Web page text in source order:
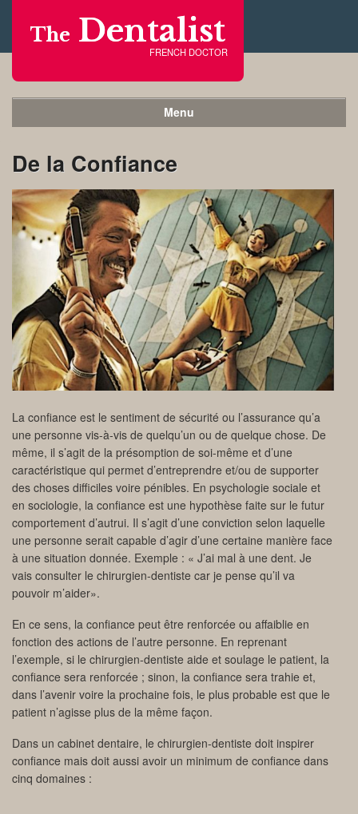
The Dentalist
FRENCH DOCTOR
Menu
De la Confiance
La confiance est le sentiment de sécurité ou l’assurance qu’a
une personne vis-à-vis de quelqu’un ou de quelque chose. De
même, il s’agit de la présomption de soi-même et d’une
caractéristique qui permet d’entreprendre et/ou de supporter
des choses difficiles voire pénibles. En psychologie sociale et
en sociologie, la confiance est une hypothèse faite sur le futur
comportement d’autrui. Il s’agit d’une conviction selon laquelle
une personne serait capable d’agir d’une certaine manière face
à une situation donnée. Exemple : « J’ai mal à une dent. Je
vais consulter le chirurgien-dentiste car je pense qu’il va
pouvoir m’aider».
En ce sens, la confiance peut être renforcée ou affaiblie en
fonction des actions de l’autre personne. En reprenant
l’exemple, si le chirurgien-dentiste aide et soulage le patient, la
confiance sera renforcée ; sinon, la confiance sera trahie et,
dans l’avenir voire la prochaine fois, le plus probable est que le
patient n’agisse plus de la même façon.
Dans un cabinet dentaire, le chirurgien-dentiste doit inspirer
confiance mais doit aussi avoir un minimum de confiance dans
cinq domaines :